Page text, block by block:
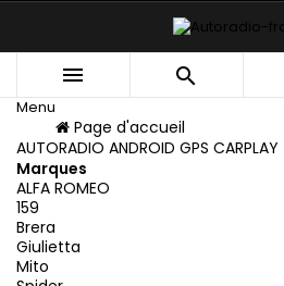
 
Menu
Page d'accueil
AUTORADIO ANDROID GPS CARPLAY
Marques
ALFA ROMEO
159
Brera
Giulietta
Mito